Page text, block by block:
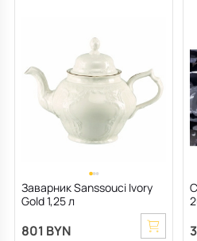
Заварник Sanssouci Ivory
Gold 1,25 л
801 BYN